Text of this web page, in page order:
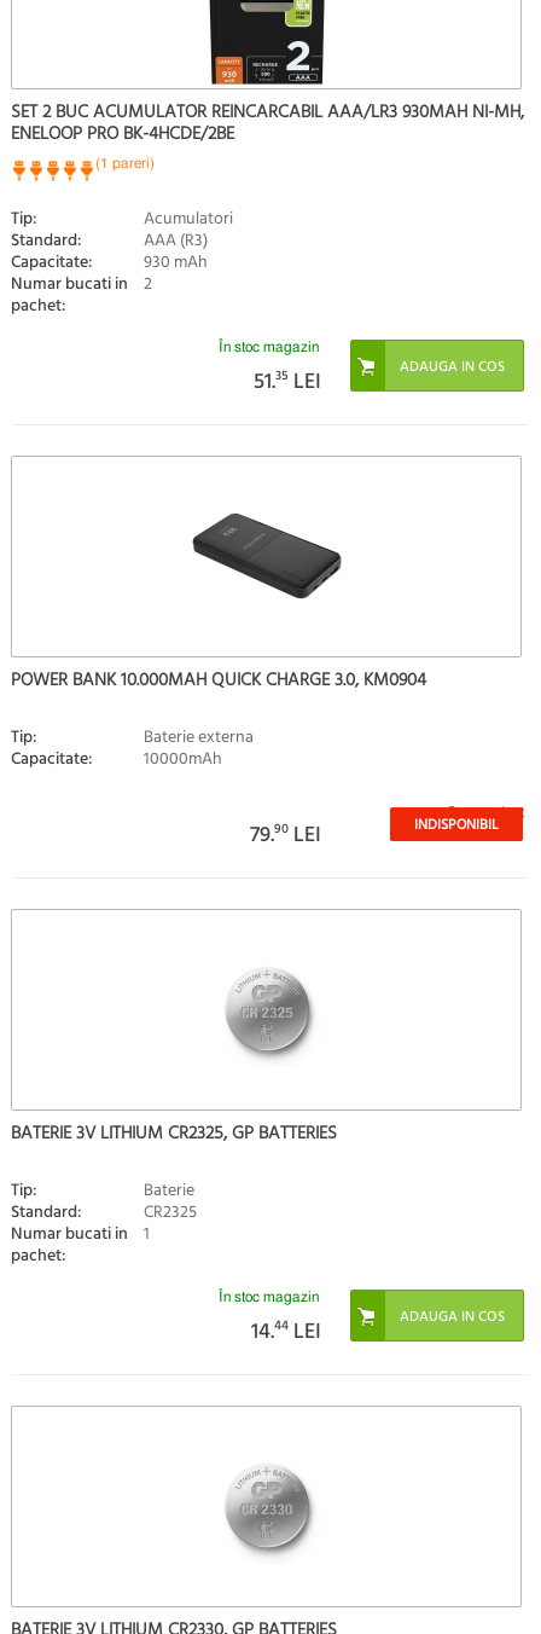
SET 2 BUC ACUMULATOR REINCARCABIL AAA/LR3 930MAH NI-MH,
ENELOOP PRO BK-4HCDE/2BE
(1 pareri)
Tip: Acumulatori
Standard: AAA (R3)
Capacitate: 930 mAh
Numar bucati in
pachet:
2
În stoc magazin
51.35 LEI
POWER BANK 10.000MAH QUICK CHARGE 3.0, KM0904
Tip: Baterie externa
Capacitate: 10000mAh
Stoc epuizat
79.90 LEI INDISPONIBIL
BATERIE 3V LITHIUM CR2325, GP BATTERIES
Tip: Baterie
Standard: CR2325
Numar bucati in
pachet:
1
În stoc magazin
14.44 LEI